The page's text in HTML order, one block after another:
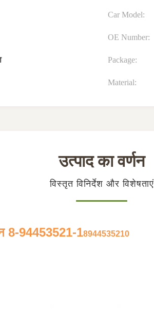
Car Model:
OE Number:
Package:
Material:
उत्पाद का वर्णन
विस्तृत विनिर्देश और विशेषताएं
8-94453521-18944535210